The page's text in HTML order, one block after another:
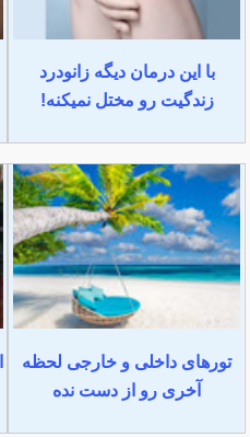
با این درمان دیگه زانودرد
زندگیت رو مختل نمیکنه!
تورهای داخلی و خارجی لحظه
آخری رو از دست نده